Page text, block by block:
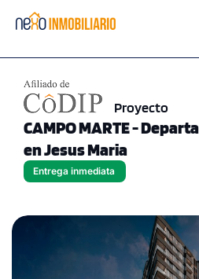
Proyecto
CAMPO MARTE -
en Jesus Maria
Entrega inmediata